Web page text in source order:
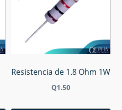
Resistencia de 1.8 Ohm 1W
Q1.50